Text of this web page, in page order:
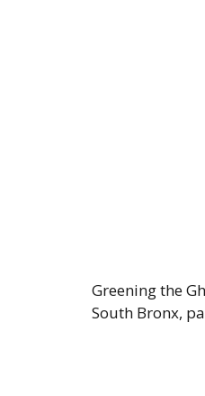
Greening the
South Bronx,